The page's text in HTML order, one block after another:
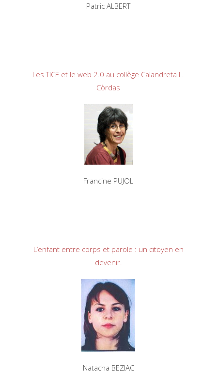
Patric ALBERT
Les TICE et le web 2.0 au collège Calandreta L.
Còrdas
Francine PUJOL
L’enfant entre corps et parole : un citoyen en
devenir.
Natacha BEZIAC